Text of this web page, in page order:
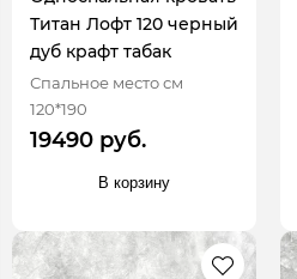
Титан Лофт 120 черный
дуб крафт табак
Спальное место см
120*190
19490 руб.
В корзину